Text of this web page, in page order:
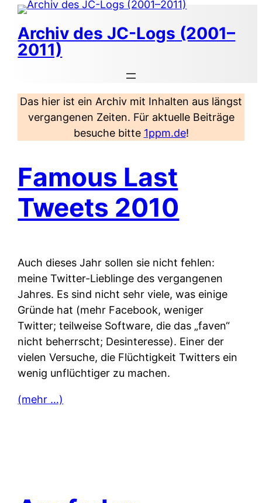
Zum
Inhalt
springen
Archiv des JC-Logs (2001–
2011)
Das hier ist ein Archiv mit Inhalten aus längst
vergangenen Zeiten. Für aktuelle Beiträge
besuche bitte 1ppm.de!
Famous Last
Tweets 2010
Auch dieses Jahr sollen sie nicht fehlen:
meine Twitter-Lieblinge des vergangenen
Jahres. Es sind nicht sehr viele, was einige
Gründe hat (mehr Facebook, weniger
Twitter; teilweise Software, die das „faven“
nicht beherrscht; Desinteresse). Einer der
vielen Versuche, die Flüchtigkeit Twitters ein
wenig unflüchtiger zu machen.
(mehr …)